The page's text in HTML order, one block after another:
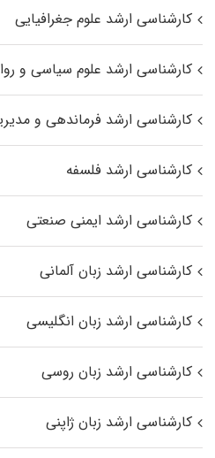
کارشناسی ارشد علوم جغرافیایی
کارشناسی ارشد علوم سیاسی و
کارشناسی ارشد فرماندهی و
کارشناسی ارشد فلسفه
کارشناسی ارشد ایمنی صنعتی
کارشناسی ارشد زبان آلمانی
کارشناسی ارشد زبان انگلیسی
کارشناسی ارشد زبان روسی
کارشناسی ارشد زبان ژاپنی